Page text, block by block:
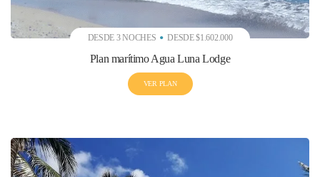
DESDE 3 NOCHES DESDE $1.602.000
Plan marítimo Agua Luna Lodge
VER PLAN